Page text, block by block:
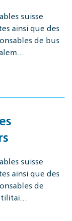
suisse
ainsi que des
de bus
suisse
ainsi que des
de